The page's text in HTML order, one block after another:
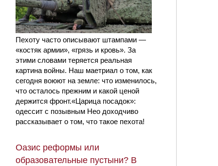
Пехоту часто описывают штампами —
«костяк армии», «грязь и кровь». За
этими словами теряется реальная
картина войны. Наш маетриал о том, как
сегодня воюют на земле: что изменилось,
что осталось прежним и какой ценой
держится фронт.«Царица посадок»:
одессит с позывным Нео доходчиво
рассказывает о том, что такое пехота!
Оазис реформы или
образовательные пустыни? В